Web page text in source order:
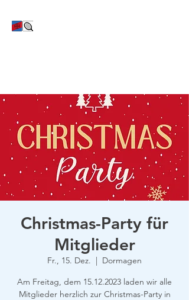
Christmas-Party für
Mitglieder
Fr., 15. Dez.
  |
Dormagen
Am Freitag, dem 15.12.2023 laden wir alle
Mitglieder herzlich zur Christmas-Party in